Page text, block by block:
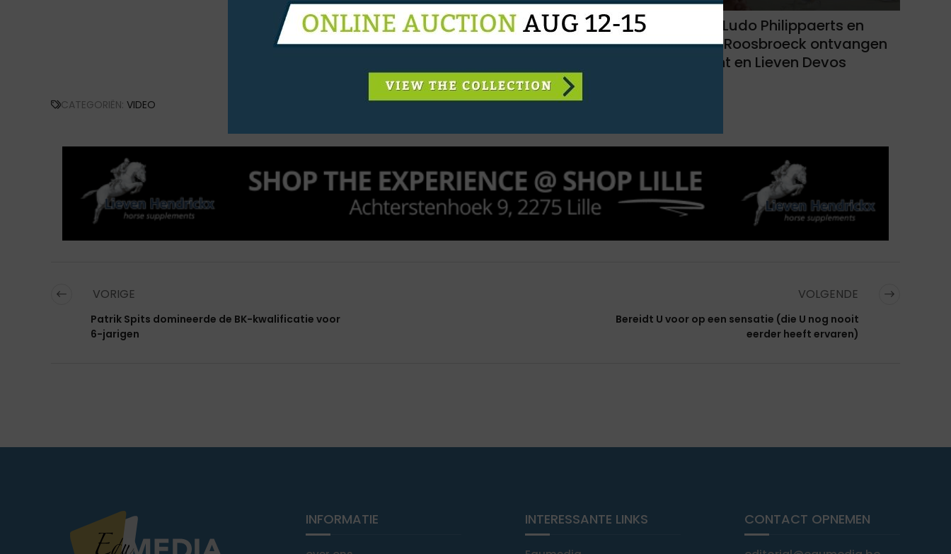
JUMP-OFF 3: Ludo Philippaerts en
Maurice Van Roosbroeck ontvangen
Tim van Tricht en Lieven Devos
CATEGORIËN: VIDEO
VORIGE
Patrik Spits domineerde de BK-kwalificatie voor
6-jarigen
VOLGENDE
Bereidt U voor op een sensatie (die U nog nooit
eerder heeft ervaren)
INFORMATIE INTERESSANTE LINKS CONTACT OPNEMEN